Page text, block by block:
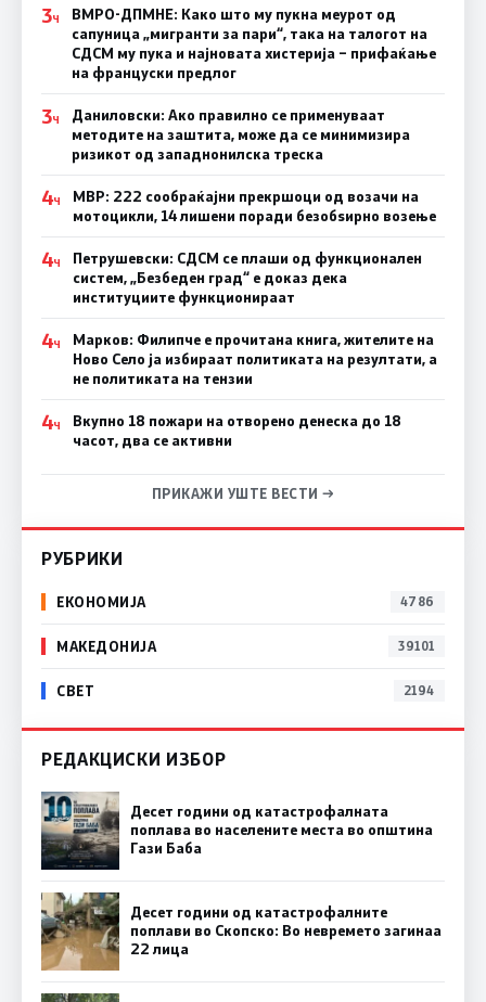
3Ч
ВМРО-ДПМНЕ: Како што му пукна меурот од
сапуница „мигранти за пари“, така на талогот на
СДСМ му пука и најновата хистерија – прифаќање
на француски предлог
3Ч
Даниловски: Ако правилно се применуваат
методите на заштита, може да се минимизира
ризикот од западнонилска треска
4Ч
МВР: 222 сообраќајни прекршоци од возачи на
мотоцикли, 14 лишени поради безобѕирно возење
4Ч
Петрушевски: СДСМ се плаши од функционален
систем, „Безбеден град“ е доказ дека
институциите функционираат
4Ч
Марков: Филипче е прочитана книга, жителите на
Ново Село ја избираат политиката на резултати, а
не политиката на тензии
4Ч
Вкупно 18 пожари на отворено денеска до 18
часот, два се активни
ПРИКАЖИ УШТЕ ВЕСТИ →
РУБРИКИ
ЕКОНОМИЈА 4786
МАКЕДОНИЈА 39101
СВЕТ 2194
РЕДАКЦИСКИ ИЗБОР
Десет години од катастрофалната
поплава во населените места во општина
Гази Баба
Десет години од катастрофалните
поплави во Скопско: Во невремето загинаа
22 лица